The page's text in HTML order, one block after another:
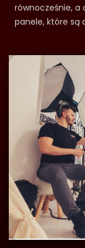
równocześnie, a
panele, które są